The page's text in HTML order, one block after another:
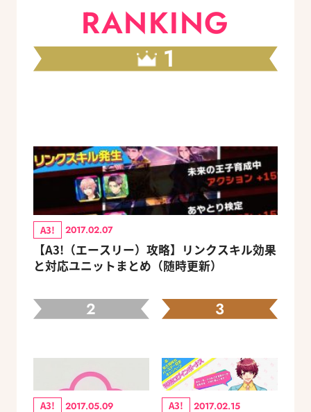
RANKING
1
A3! 2017.02.07
【A3!（エースリー）攻略】リンクスキル効果
と対応ユニットまとめ（随時更新）
2
A3! 2017.05.09
3
A3! 2017.02.15